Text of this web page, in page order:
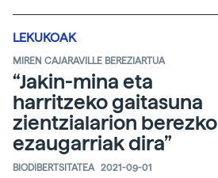
LEKUKOAK
MIREN CAJARAVILLE BEREZIARTUA
“Jakin-mina eta
harritzeko gaitasuna
zientzialarion berezko
ezaugarriak dira”
BIODIBERTSITATEA 2021-09-01